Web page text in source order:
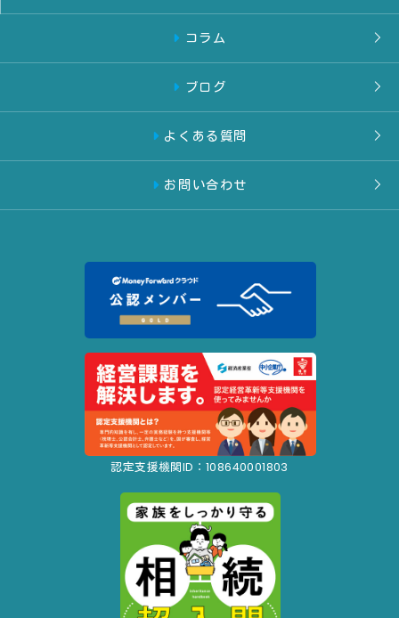
コラム
ブログ
よくある質問
お問い合わせ
認定支援機関ID：108640001803